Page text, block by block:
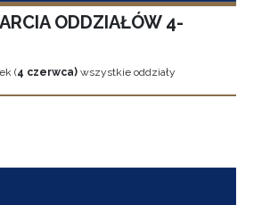
ODDZIAŁÓW 4-
(4 czerwca) wszystkie oddziały